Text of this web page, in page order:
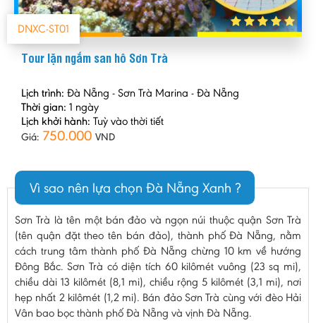
DNXC-ST01
Tour lặn ngắm san hô Sơn Trà
Lịch trình: Đà Nẵng - Sơn Trà Marina - Đà Nẵng
Thời gian: 1 ngày
Lịch khởi hành: Tuỳ vào thời tiết
Giá: 750.000 VND
Vì sao nên lựa chọn Đà Nẵng Xanh ?
Sơn Trà là tên một bán đảo và ngọn núi thuộc quận Sơn Trà
(tên quận đặt theo tên bán đảo), thành phố Đà Nẵng, nằm
cách trung tâm thành phố Ðà Nẵng chừng 10 km về hướng
Ðông Bắc. Sơn Trà có diện tích 60 kilômét vuông (23 sq mi),
chiều dài 13 kilômét (8,1 mi), chiều rộng 5 kilômét (3,1 mi), nơi
hẹp nhất 2 kilômét (1,2 mi). Bán đảo Sơn Trà cùng với đèo Hải
Vân bao bọc thành phố Đà Nẵng và vịnh Đà Nẵng.